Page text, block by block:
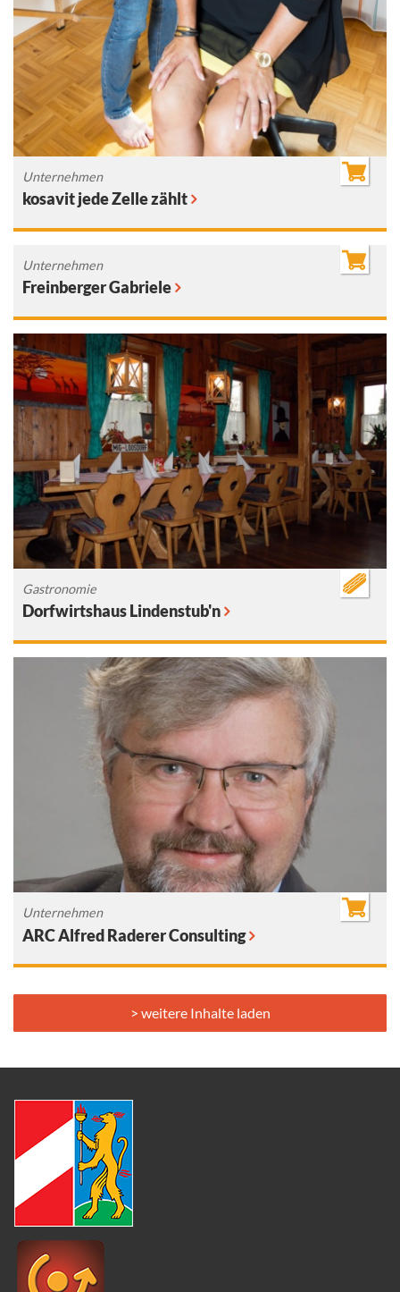
Unternehmen
kosavit jede Zelle zählt
Unternehmen
Freinberger Gabriele
Gastronomie
Dorfwirtshaus Lindenstub'n
Unternehmen
ARC Alfred Raderer Consulting
> weitere Inhalte laden